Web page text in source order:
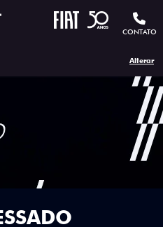
CONTATO
Alterar